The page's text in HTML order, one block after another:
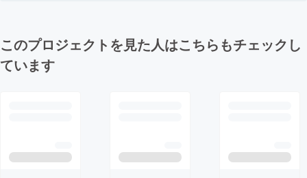
このプロジェクトを見た人はこちらもチェックし
ています